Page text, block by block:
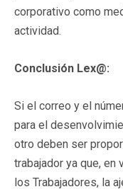
corporativo como
actividad.
Conclusión Lex@:
Si el correo y el
para el
otro deben ser
trabajador ya que, en
los Trabajadores, la